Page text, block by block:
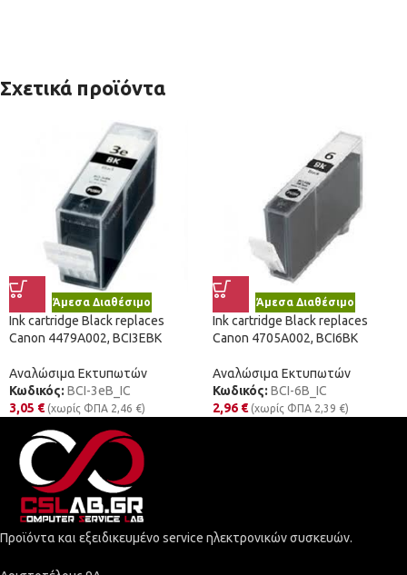
Σχετικά προϊόντα
Άμεσα Διαθέσιμο
Ink cartridge Black replaces
Canon 4479A002, BCI3EBK
Αναλώσιμα Εκτυπωτών
Κωδικός: BCI-3eB_IC
3,05 € (χωρίς ΦΠΑ 2,46 €)
Άμεσα Διαθέσιμο
Ink cartridge Black replaces
Canon 4705A002, BCI6BK
Αναλώσιμα Εκτυπωτών
Κωδικός: BCI-6B_IC
2,96 € (χωρίς ΦΠΑ 2,39 €)
Προϊόντα και εξειδικευμένο service ηλεκτρονικών συσκευών.